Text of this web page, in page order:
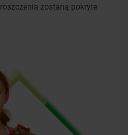
zostaną pokryte